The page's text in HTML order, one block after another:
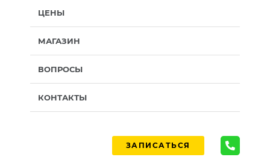
ЦЕНЫ
МАГАЗИН
ВОПРОСЫ
КОНТАКТЫ
ЗАПИСАТЬСЯ